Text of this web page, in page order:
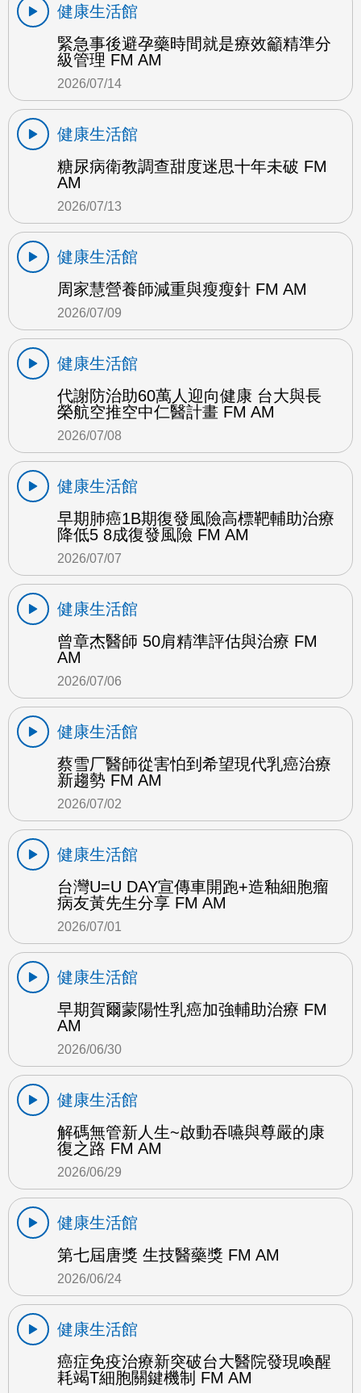
健康生活館
緊急事後避孕藥時間就是療效籲精準分
級管理 FM AM
2026/07/14
健康生活館
糖尿病衛教調查甜度迷思十年未破 FM
AM
2026/07/13
健康生活館
周家慧營養師減重與瘦瘦針 FM AM
2026/07/09
健康生活館
代謝防治助60萬人迎向健康 台大與長
榮航空推空中仁醫計畫 FM AM
2026/07/08
健康生活館
早期肺癌1B期復發風險高標靶輔助治療
降低5 8成復發風險 FM AM
2026/07/07
健康生活館
曾章杰醫師 50肩精準評估與治療 FM
AM
2026/07/06
健康生活館
蔡雪厂醫師從害怕到希望現代乳癌治療
新趨勢 FM AM
2026/07/02
健康生活館
台灣U=U DAY宣傳車開跑+造釉細胞瘤
病友黃先生分享 FM AM
2026/07/01
健康生活館
早期賀爾蒙陽性乳癌加強輔助治療 FM
AM
2026/06/30
健康生活館
解碼無管新人生~啟動吞嚥與尊嚴的康
復之路 FM AM
2026/06/29
健康生活館
第七屆唐獎 生技醫藥獎 FM AM
2026/06/24
健康生活館
癌症免疫治療新突破台大醫院發現喚醒
耗竭T細胞關鍵機制 FM AM